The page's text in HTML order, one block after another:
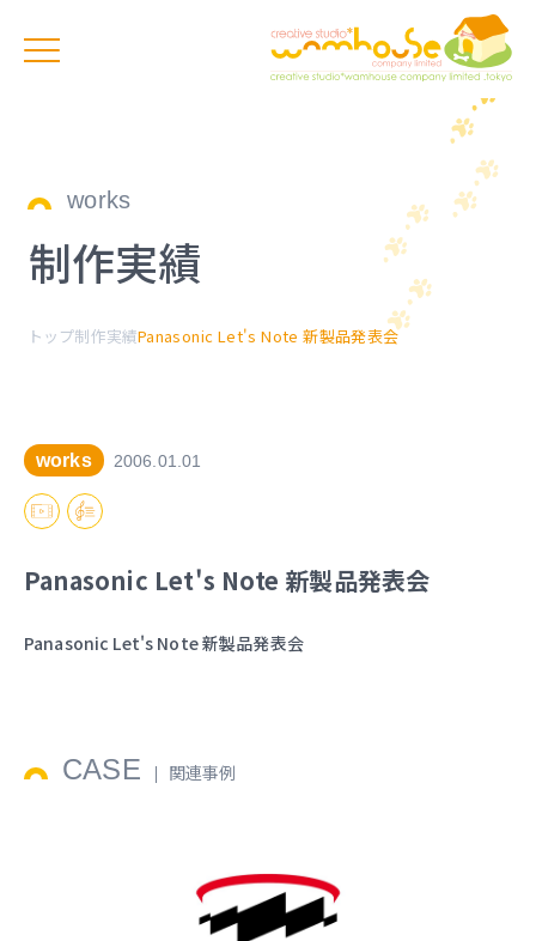
works
制作実績
トップ制作実績Panasonic Let's Note 新製品発表会
works 2006.01.01
Panasonic Let's Note 新製品発表会
Panasonic Let's Note 新製品発表会
CASE 関連事例